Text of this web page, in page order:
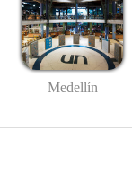
Medellín